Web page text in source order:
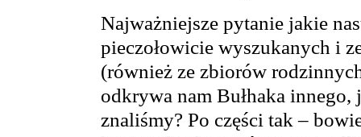
Najważniejsze pytanie jakie
pieczołowicie wyszukanych i
(również ze zbiorów
odkrywa nam Bułhaka
znaliśmy? Po części tak –